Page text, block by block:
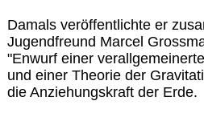
Damals veröffentlichte er
Jugendfreund Marcel
"Enwurf einer
und einer Theorie der
die Anziehungskraft der Erde.